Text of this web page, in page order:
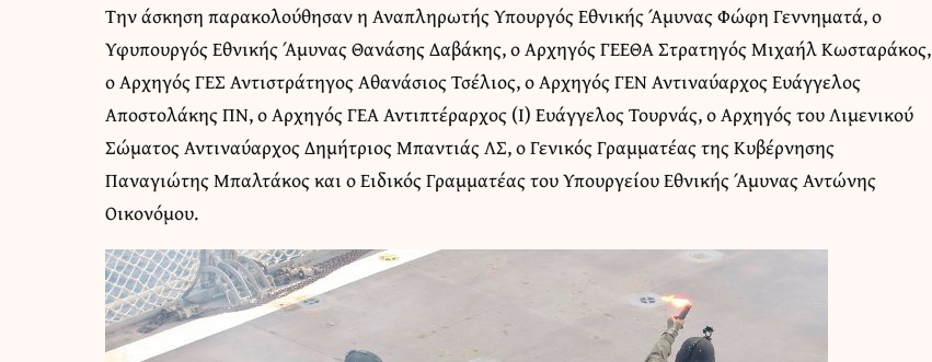
Την άσκηση παρακολούθησαν η Αναπληρωτής Υπουργός Εθνικής Άμυνας Φώφη Γεννηματά, ο
Υφυπουργός Εθνικής Άμυνας Θανάσης Δαβάκης, ο Αρχηγός ΓΕΕΘΑ Στρατηγός Μιχαήλ Κωσταράκος,
ο Αρχηγός ΓΕΣ Αντιστράτηγος Αθανάσιος Τσέλιος, ο Αρχηγός ΓΕΝ Αντιναύαρχος Ευάγγελος
Αποστολάκης ΠΝ, ο Αρχηγός ΓΕΑ Αντιπτέραρχος (Ι) Ευάγγελος Τουρνάς, ο Αρχηγός του Λιμενικού
Σώματος Αντιναύαρχος Δημήτριος Μπαντιάς ΛΣ, ο Γενικός Γραμματέας της Κυβέρνησης
Παναγιώτης Μπαλτάκος και ο Ειδικός Γραμματέας του Υπουργείου Εθνικής Άμυνας Αντώνης
Οικονόμου.